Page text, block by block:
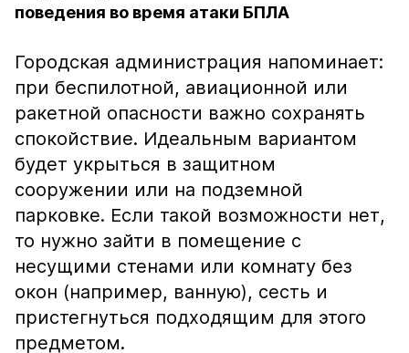
поведения во время атаки БПЛА
Городская администрация напоминает:
при беспилотной, авиационной или
ракетной опасности важно сохранять
спокойствие. Идеальным вариантом
будет укрыться в защитном
сооружении или на подземной
парковке. Если такой возможности нет,
то нужно зайти в помещение с
несущими стенами или комнату без
окон (например, ванную), сесть и
пристегнуться подходящим для этого
предметом.